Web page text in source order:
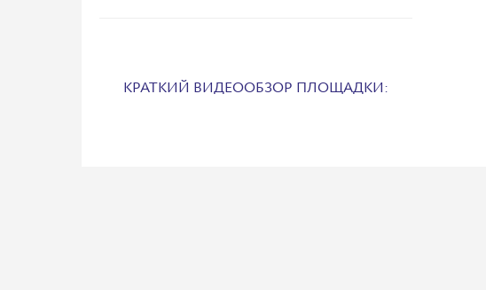
КРАТКИЙ ВИДЕООБЗОР ПЛОЩАДКИ: